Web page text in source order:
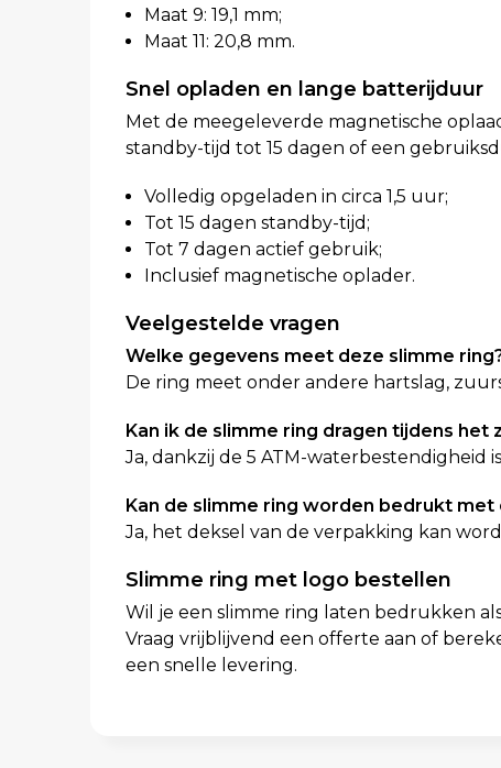
Maat 9: 19,1 mm;
Maat 11: 20,8 mm.
Snel opladen en lange batterijduur
Met de meegeleverde magnetische
standby-tijd tot 15 dagen of een
Volledig opgeladen in circa 1,5 uur;
Tot 15 dagen standby-tijd;
Tot 7 dagen actief gebruik;
Inclusief magnetische oplader.
Veelgestelde vragen
Welke gegevens meet deze slimme
De ring meet onder andere hartslag,
Kan ik de slimme ring dragen tijdens het
Ja, dankzij de 5 ATM-
Kan de slimme ring worden bedrukt met
Ja, het deksel van de verpakking kan
Slimme ring met logo bestellen
Wil je een slimme ring laten bedrukken
Vraag vrijblijvend een offerte aan of
een snelle levering.